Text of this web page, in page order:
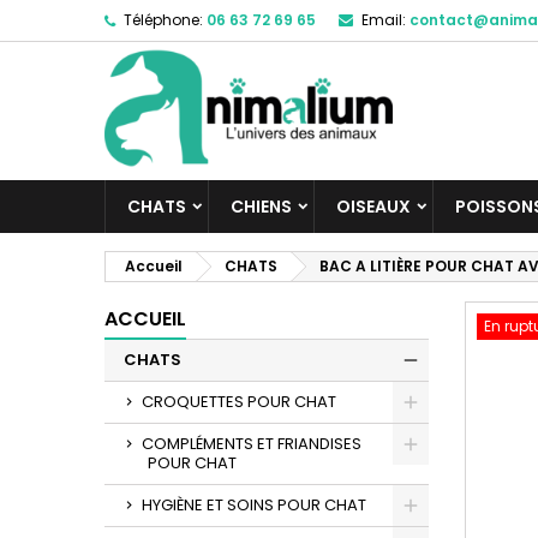
Téléphone: 06 63 72 69 65 Email:
CHATS CHIENS OISEAUX
Accueil CHATS BAC A LITIÈRE POUR CHAT
ACCUEIL
CHATS
CROQUETTES POUR CHAT
COMPLÉMENTS ET FRIANDISES
POUR CHAT
HYGIÈNE ET SOINS POUR CHAT
En